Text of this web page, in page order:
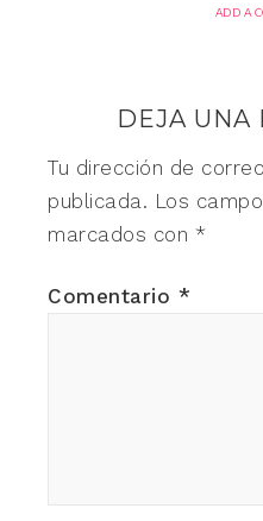
ADD A
DEJA UNA
Tu dirección de
publicada. Los
marcados con *
Comentario *